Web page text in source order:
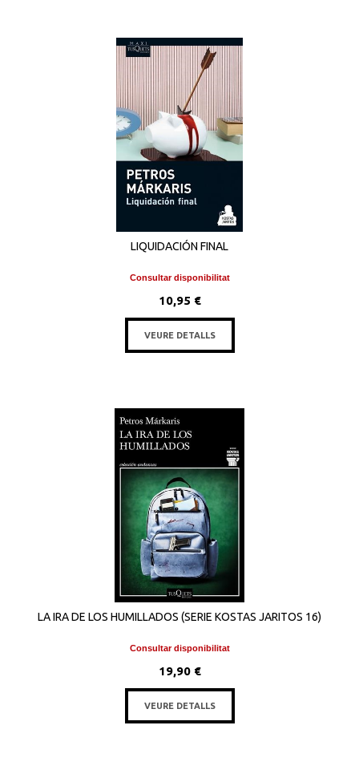
LIQUIDACIÓN FINAL
Consultar disponibilitat
10,95 €
VEURE DETALLS
LA IRA DE LOS HUMILLADOS (SERIE KOSTAS JARITOS 16)
Consultar disponibilitat
19,90 €
VEURE DETALLS